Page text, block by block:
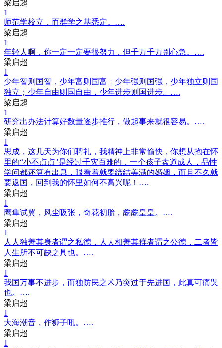
梁启超
1
师范学校立，而群学之基悉定。….
梁启超
1
年轻人啊，你一定一定要很努力，但千万千万别心急。….
梁启超
1
少年智则国智，少年富则国富；少年强则国强，少年独立则国
独立；少年自由则国自由，少年进步则国进步。….
梁启超
1
研究出办法计算好数量逐步推行，做起事来就很容易。….
梁启超
1
思成，这几天为你们聘礼，我精神上非常愉快，你想从抱在怀
里的“小不点点”是经过千灾百难的，一个孩子盘道成人，品性
学问都还算有出息，眼看着就要缔结美满的婚姻，而且不久就
要返国，回到我的怀里如何不高兴呢！….
梁启超
1
鹰隼试翼，风尘吸张，奇花初胎，矞矞皇皇。….
梁启超
1
人人独善其身者谓之私德，人人相善其群者谓之公德，二者皆
人生所不可缺之具也。….
梁启超
1
我国万事不进步，而独防民之术乃突过于先进国，此真可痛哭
也。….
梁启超
1
大海潮音，作狮子吼。….
梁启超
1